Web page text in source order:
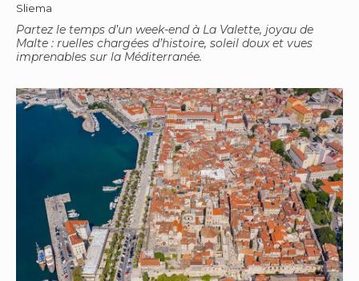
Sliema
Partez le temps d’un week-end à La Valette, joyau de
Malte : ruelles chargées d’histoire, soleil doux et vues
imprenables sur la Méditerranée.